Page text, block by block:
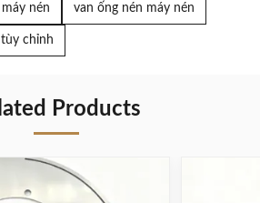
nén van ống nén máy nén
chỉnh
Products